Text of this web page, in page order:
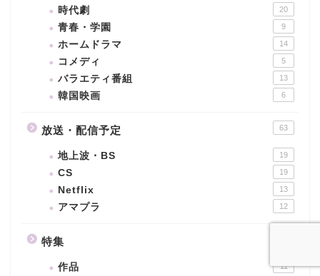
時代劇 20
青春・学園 9
ホームドラマ 14
コメディ 5
バラエティ番組 13
韓国映画 6
放送・配信予定 63
地上波・BS 19
CS 19
Netflix 13
アマプラ 12
特集
作品 11